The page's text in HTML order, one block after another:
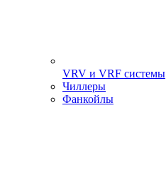
VRV и VRF системы
Чиллеры
Фанкойлы